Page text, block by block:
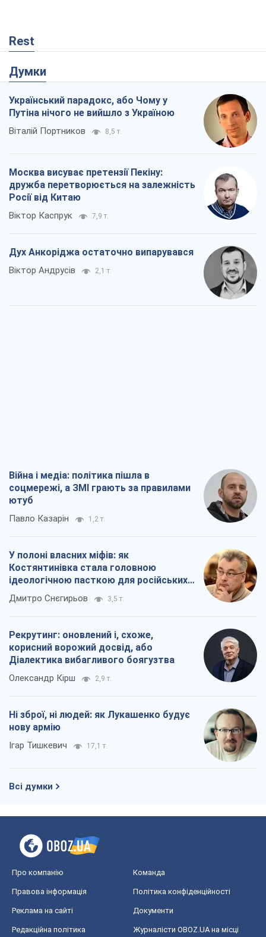
Rest
Думки
Український парадокс, або Чому у
Путіна нічого не вийшло з Україною
Віталій Портников 8,5 т.
Москва висуває претензії Пекіну:
дружба перетворюється на залежність
Росії від Китаю
Віктор Каспрук 7,9 т.
Дух Анкоріджа остаточно випарувався
Віктор Андрусів 2,1 т.
Війна і медіа: політика пішла в
соцмережі, а ЗМІ грають за правилами
ютуб
Павло Казарін 1,2 т.
У полоні власних міфів: як
Костянтинівка стала головною
ідеологічною пасткою для російських
окупантів
Дмитро Снєгирьов 3,5 т.
Рекрутинг: оновлений і, схоже,
корисний ворожий досвід, або
Діалектика вибагливого боягузтва
Олександр Кірш 2,9 т.
Ні зброї, ні людей: як Лукашенко будує
нову армію
Ігар Тишкевич 17,1 т.
Всі думки
Про компанію Команда
Правова інформація Політика конфіденційності
Реклама на сайті Документи
Редакційна політика
Журналісти OBOZ.UA на місці